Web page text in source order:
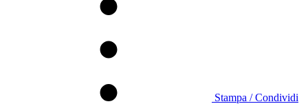
Stampa / Condividi